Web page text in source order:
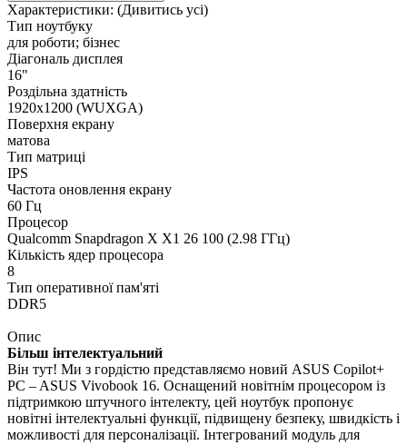
Характеристики: (Дивитись усі)
Тип ноутбуку
для роботи; бізнес
Діагональ дисплея
16"
Роздільна здатність
1920x1200 (WUXGA)
Поверхня екрану
матова
Тип матриці
IPS
Частота оновлення екрану
60 Гц
Процесор
Qualcomm Snapdragon X X1 26 100 (2.98 ГГц)
Кількість ядер процесора
8
Тип оперативної пам'яті
DDR5
Опис
Більш інтелектуальний
Він тут! Ми з гордістю представляємо новий ASUS Copilot+
PC – ASUS Vivobook 16. Оснащений новітнім процесором із
підтримкою штучного інтелекту, цей ноутбук пропонує
новітні інтелектуальні функції, підвищену безпеку, швидкість і
можливості для персоналізації. Інтегрований модуль для